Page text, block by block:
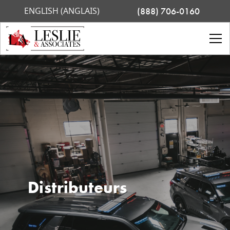
ENGLISH (ANGLAIS) (888) 706-0160
Distributeurs